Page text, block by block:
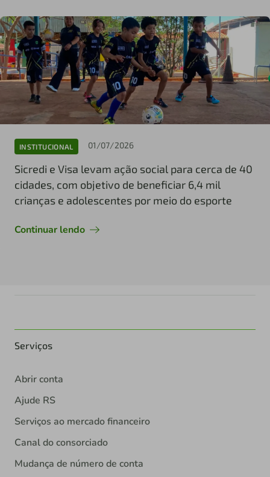
INSTITUCIONAL 01/07/2026
Sicredi e Visa levam ação social para cerca de 40
cidades, com objetivo de beneficiar 6,4 mil
crianças e adolescentes por meio do esporte
Continuar lendo
Serviços
Abrir conta
Ajude RS
Serviços ao mercado financeiro
Canal do consorciado
Mudança de número de conta